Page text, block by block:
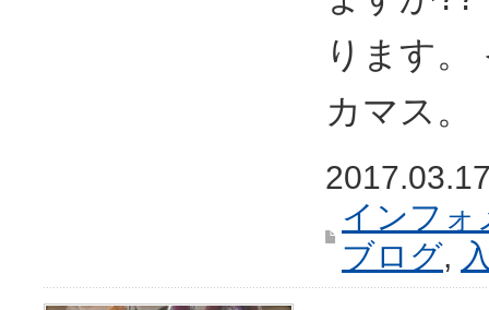
ります。
カマス。
インフォ
ブログ,